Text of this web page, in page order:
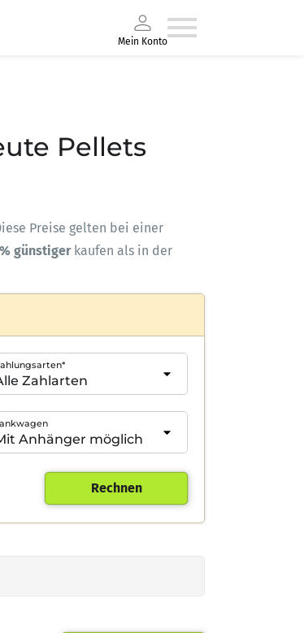
Mein Konto
Pellets
Preise gelten bei einer
günstigerkaufen als in der
Rechnen